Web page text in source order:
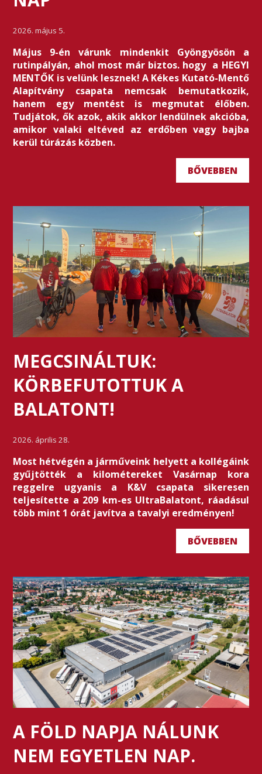
2026. május 5.
Május 9-én várunk mindenkit Gyöngyösön a
rutinpályán, ahol most már biztos. hogy a HEGYI
MENTŐK is velünk lesznek! A Kékes Kutató-Mentő
Alapítvány csapata nemcsak bemutatkozik,
hanem egy mentést is megmutat élőben.
Tudjátok, ők azok, akik akkor lendülnek akcióba,
amikor valaki eltéved az erdőben vagy bajba
kerül túrázás közben.
BŐVEBBEN
MEGCSINÁLTUK:
KÖRBEFUTOTTUK A
BALATONT!
2026. április 28.
Most hétvégén a járműveink helyett a kollégáink
gyűjtötték a kilométereket Vasárnap kora
reggelre ugyanis a K&V csapata sikeresen
teljesítette a 209 km-es UltraBalatont, ráadásul
több mint 1 órát javítva a tavalyi eredményen!
BŐVEBBEN
A FÖLD NAPJA NÁLUNK
NEM EGYETLEN NAP.